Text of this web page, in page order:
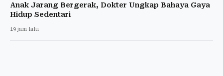
Anak Jarang Bergerak, Dokter Ungkap Bahaya Gaya
Hidup Sedentari
19 jam lalu